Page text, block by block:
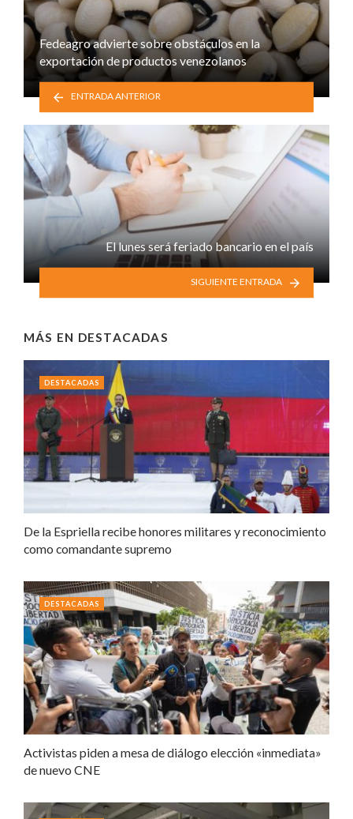
Fedeagro advierte sobre obstáculos en la
exportación de productos venezolanos
ENTRADA ANTERIOR
El lunes será feriado bancario en el país
SIGUIENTE ENTRADA
MÁS EN DESTACADAS
De la Espriella recibe honores militares y reconocimiento
como comandante supremo
DESTACADAS
Activistas piden a mesa de diálogo elección «inmediata»
de nuevo CNE
DESTACADAS